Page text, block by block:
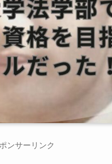
ンサーリンク